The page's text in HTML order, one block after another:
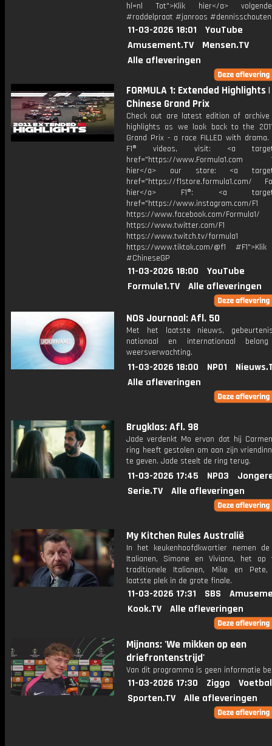
hl=nl Tot">Klik hier</a>
#roddelpraat #janroos #dennisschouten
11-03-2026 18:01
YouTube
Amusement.TV
Mensen.TV
Alle afleveringen
FORMULA 1: Extended Highlights |
Chinese Grand Prix
Check out are latest edition of archive
highlights as we look back to the
Grand Prix - a race FILLED with
F1® videos, visit: <a
href="https://www.Formula1.com
hier</a> our store: <a
href="https://f1store.formula1.com/
hier</a> F1®: <a
href="https://www.instagram.com/F1
https://www.facebook.com/Formula1/
https://www.twitter.com/F1
https://www.twitch.tv/formula1
https://www.tiktok.com/@f1
#ChineseGP
11-03-2026 18:00
YouTube
Formule1.TV
Alle afleveringen
NOS Journaal: Afl. 50
Met het laatste nieuws,
nationaal en internationaal
weersverwachting.
11-03-2026 18:00 NPO1
Alle afleveringen
Brugklas: Afl. 98
Jade verdenkt Mo ervan dat hij
ring heeft gestolen om aan zijn
te geven. Jade steelt de ring terug.
11-03-2026 17:45 NPO3
Serie.TV
Alle afleveringen
My Kitchen Rules Australië
In het keukenhoofdkwartier nemen de
Italianen, Simone en Viviana, het op
traditionele Italianen, Mike en
laatste plek in de grote finale.
11-03-2026 17:31 SBS
Kook.TV
Alle afleveringen
Mijnans: 'We mikken op een
driefrontenstrijd'
Van dit programma is geen informatie
11-03-2026 17:30 Ziggo
Sporten.TV
Alle afleveringen